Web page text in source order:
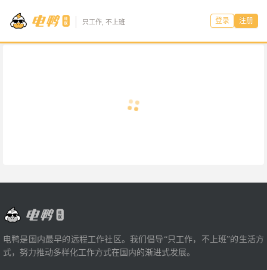
只工作, 不上班 登录 注册
电鸭是国内最早的远程工作社区。我们倡导“只工作，不上班”的生活方
式，努力推动多样化工作方式在国内的渐进式发展。